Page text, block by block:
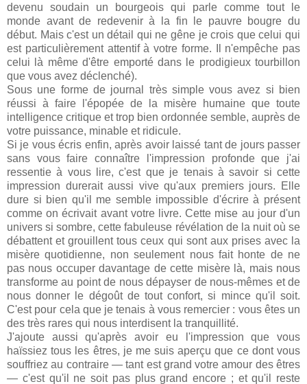
devenu soudain un bourgeois qui parle comme tout le
monde avant de redevenir à la fin le pauvre bougre du
début. Mais c'est un détail qui ne gêne je crois que celui qui
est particulièrement attentif à votre forme. Il n'empêche pas
celui là même d'être emporté dans le prodigieux tourbillon
que vous avez déclenché).
Sous une forme de journal très simple vous avez si bien
réussi à faire l'épopée de la misère humaine que toute
intelligence critique et trop bien ordonnée semble, auprès de
votre puissance, minable et ridicule.
Si je vous écris enfin, après avoir laissé tant de jours passer
sans vous faire connaître l'impression profonde que j'ai
ressentie à vous lire, c'est que je tenais à savoir si cette
impression durerait aussi vive qu'aux premiers jours. Elle
dure si bien qu'il me semble impossible d'écrire à présent
comme on écrivait avant votre livre. Cette mise au jour d'un
univers si sombre, cette fabuleuse révélation de la nuit où se
débattent et grouillent tous ceux qui sont aux prises avec la
misère quotidienne, non seulement nous fait honte de ne
pas nous occuper davantage de cette misère là, mais nous
transforme au point de nous dépayser de nous-mêmes et de
nous donner le dégoût de tout confort, si mince qu'il soit.
C'est pour cela que je tenais à vous remercier : vous êtes un
des très rares qui nous interdisent la tranquillité.
J'ajoute aussi qu'après avoir eu l'impression que vous
haïssiez tous les êtres, je me suis aperçu que ce dont vous
souffriez au contraire — tant est grand votre amour des êtres
— c'est qu'il ne soit pas plus grand encore ; et qu'il reste